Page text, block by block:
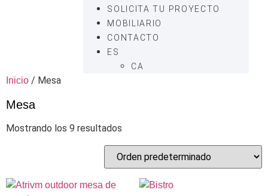
SOLICITA TU PROYECTO
MOBILIARIO
CONTACTO
ES
CA
Inicio / Mesa
Mesa
Mostrando los 9 resultados